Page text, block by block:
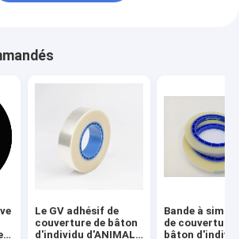
Le GV adhésif de
couverture de bâton
d'individu d'ANIMAL
Bande à
de couverture
bâton